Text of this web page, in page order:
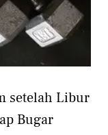
setelah Libur
Bugar